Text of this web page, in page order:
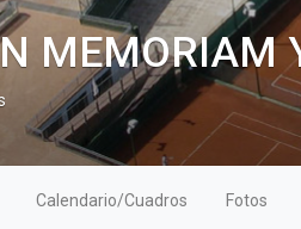
Calendario/Cuadros Fotos